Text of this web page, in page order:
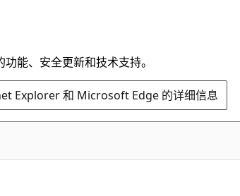
能、安全更新和技术支持。
Explorer 和 Microsoft Edge 的详细信息